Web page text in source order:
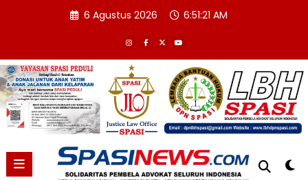
6 Agustus 2026 6:51:21 AM